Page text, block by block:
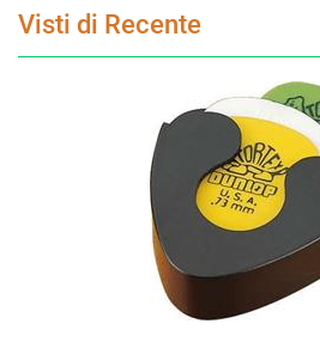
Visti di Recente